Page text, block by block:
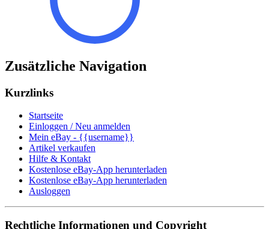
Zusätzliche Navigation
Kurzlinks
Startseite
Einloggen / Neu anmelden
Mein eBay - {{username}}
Artikel verkaufen
Hilfe & Kontakt
Kostenlose eBay-App herunterladen
Kostenlose eBay-App herunterladen
Ausloggen
Rechtliche Informationen und Copyright